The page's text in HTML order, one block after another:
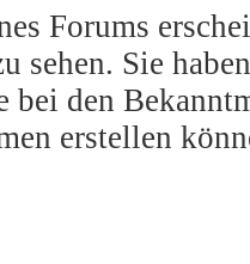
Forums
sehen. Sie
bei den
erstellen